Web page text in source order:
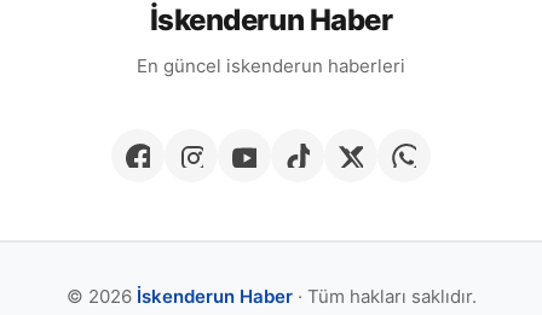
İskenderun Haber
En güncel iskenderun haberleri
© 2026 İskenderun Haber· Tüm hakları saklıdır.